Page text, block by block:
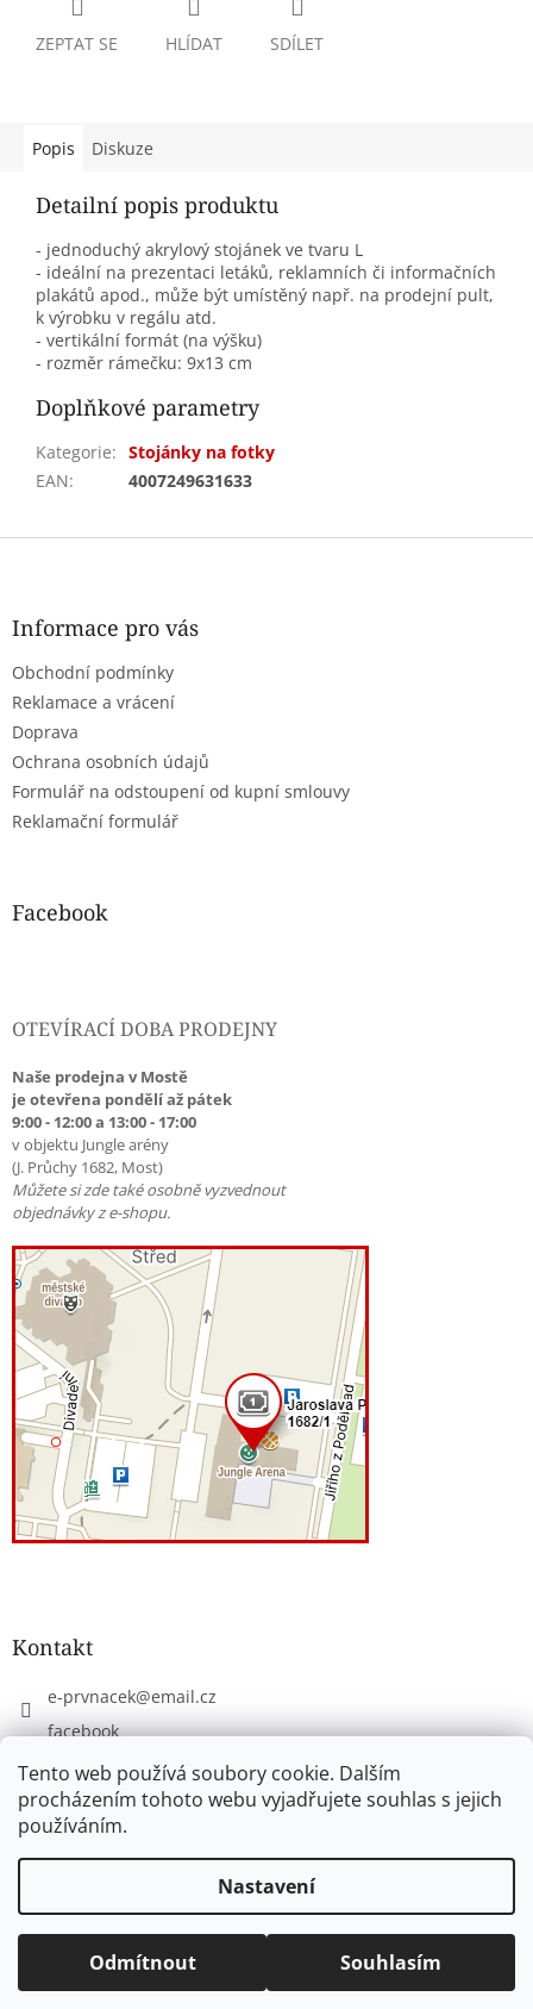
Tento web používá soubory cookie. Dalším
procházením tohoto webu vyjadřujete souhlas s jejich
používáním.
Nastavení
Odmítnout Souhlasím
ZEPTAT SE HLÍDAT SDÍLET
Popis Diskuze
Detailní popis produktu
- jednoduchý akrylový stojánek ve tvaru L
- ideální na prezentaci letáků, reklamních či informačních
plakátů apod., může být umístěný např. na prodejní pult,
k výrobku v regálu atd.
- vertikální formát (na výšku)
- rozměr rámečku: 9x13 cm
Doplňkové parametry
Kategorie: Stojánky na fotky
EAN: 4007249631633
Z
Informace pro vás
Obchodní podmínky
Reklamace a vrácení
Doprava
Ochrana osobních údajů
Formulář na odstoupení od kupní smlouvy
Reklamační formulář
Facebook
OTEVÍRACÍ DOBA PRODEJNY
Naše prodejna v Mostě
je otevřena pondělí až pátek
9:00 - 12:00 a 13:00 - 17:00
v objektu Jungle arény
(J. Průchy 1682, Most)
Můžete si zde také osobně vyzvednout
objednávky z e-shopu.
Kontakt
e-prvnacek@email.cz
facebook
eprvnacek
Copyright 2026www.e-prvnacek.cz. Všechna práva